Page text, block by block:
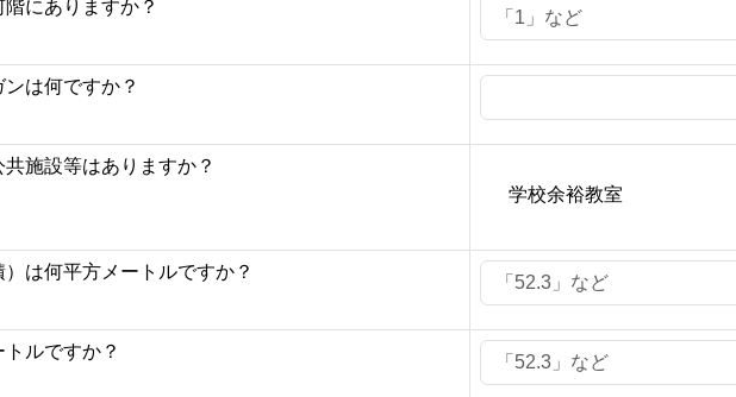
にありますか？
は何ですか？
施設等はありますか？
学校余裕教室
は何平方メートルですか？
ルですか？